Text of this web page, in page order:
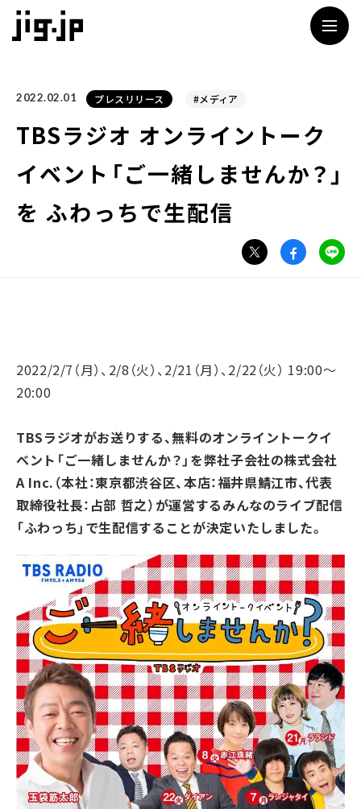
2022.02.01 プレスリリース #メディア
TBSラジオ オンライントーク
イベント「ご⼀緒しませんか？」
を ふわっちで⽣配信
2022/2/7（⽉）、2/8（⽕）、2/21（⽉）、2/22（⽕） 19:00〜
20:00
TBSラジオがお送りする、無料のオンライントークイ
ベント「ご⼀緒しませんか？」を弊社子会社の株式会社
A Inc.（本社：東京都渋⾕区、本店：福井県鯖江市、代表
取締役社⻑：占部 哲之）が運営するみんなのライブ配信
「ふわっち」で生配信することが決定いたしました。